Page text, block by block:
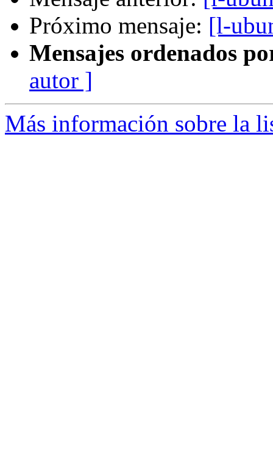
Próximo mensaje: [l-
Mensajes ordenados
autor ]
Más información sobre la